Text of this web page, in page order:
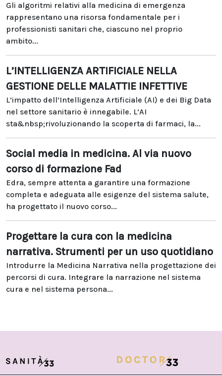
Gli algoritmi relativi alla medicina di emergenza
rappresentano una risorsa fondamentale per i
professionisti sanitari che, ciascuno nel proprio
ambito...
L’INTELLIGENZA ARTIFICIALE NELLA
GESTIONE DELLE MALATTIE INFETTIVE
L’impatto dell’Intelligenza Artificiale (AI) e dei Big Data
nel settore sanitario è innegabile. L’AI
sta&nbsp;rivoluzionando la scoperta di farmaci, la...
Social media in medicina. Al via nuovo
corso di formazione Fad
Edra, sempre attenta a garantire una formazione
completa e adeguata alle esigenze del sistema salute,
ha progettato il nuovo corso...
Progettare la cura con la medicina
narrativa. Strumenti per un uso quotidiano
Introdurre la Medicina Narrativa nella progettazione dei
percorsi di cura. Integrare la narrazione nel sistema
cura e nel sistema persona...